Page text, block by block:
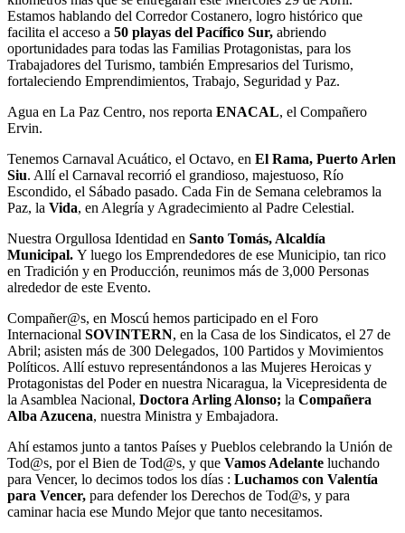
Estamos hablando del Corredor Costanero, logro histórico que
facilita el acceso a 50 playas del Pacífico Sur, abriendo
oportunidades para todas las Familias Protagonistas, para los
Trabajadores del Turismo, también Empresarios del Turismo,
fortaleciendo Emprendimientos, Trabajo, Seguridad y Paz.
Agua en La Paz Centro, nos reporta ENACAL, el Compañero
Ervin.
Tenemos Carnaval Acuático, el Octavo, en El Rama, Puerto Arlen
Siu. Allí el Carnaval recorrió el grandioso, majestuoso, Río
Escondido, el Sábado pasado. Cada Fin de Semana celebramos la
Paz, la Vida, en Alegría y Agradecimiento al Padre Celestial.
Nuestra Orgullosa Identidad en Santo Tomás, Alcaldía
Municipal. Y luego los Emprendedores de ese Municipio, tan rico
en Tradición y en Producción, reunimos más de 3,000 Personas
alrededor de este Evento.
Compañer@s, en Moscú hemos participado en el Foro
Internacional SOVINTERN, en la Casa de los Sindicatos, el 27 de
Abril; asisten más de 300 Delegados, 100 Partidos y Movimientos
Políticos. Allí estuvo representándonos a las Mujeres Heroicas y
Protagonistas del Poder en nuestra Nicaragua, la Vicepresidenta de
la Asamblea Nacional, Doctora Arling Alonso; la Compañera
Alba Azucena, nuestra Ministra y Embajadora.
Ahí estamos junto a tantos Países y Pueblos celebrando la Unión de
Tod@s, por el Bien de Tod@s, y que Vamos Adelante luchando
para Vencer, lo decimos todos los días : Luchamos con Valentía
para Vencer, para defender los Derechos de Tod@s, y para
caminar hacia ese Mundo Mejor que tanto necesitamos.